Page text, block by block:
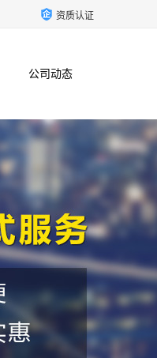
资质认证
公司动态